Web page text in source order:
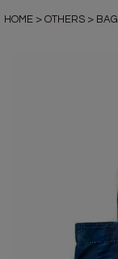
HOME OTHERS BAG